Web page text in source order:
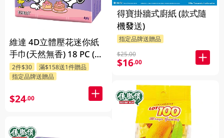
維達 4D立體壓花迷你紙
手巾(天然無香) 18 PC (款
式隨機發送)
2件$30
滿$158送1件贈品
指定品牌送贈品
$24.00
得寶掛牆式廚紙 (款式隨
機發送)
指定品牌送贈品
$25.00
$16.00